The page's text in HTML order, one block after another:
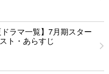
ドラマ一覧】7月期スター
ト・あらすじ